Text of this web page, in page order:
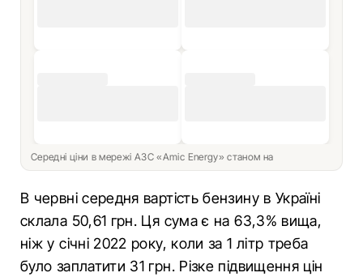
Середні ціни в мережі АЗС «Amic Energy» станом на
В червні середня вартість бензину в Україні
склала 50,61 грн. Ця сума є на 63,3% вища,
ніж у січні 2022 року, коли за 1 літр треба
було заплатити 31 грн. Різке підвищення цін